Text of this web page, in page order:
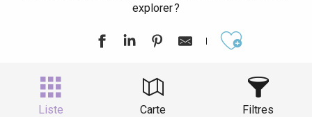
explorer ?
Liste Carte Filtres